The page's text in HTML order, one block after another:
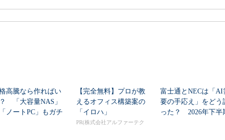
高騰なら作ればい
「大容量NAS」
ノートPC」もガチ
【完全無料】プロが教
えるオフィス構築案の
「イロハ」
PR(株式会社アルファーテク
富士通とNECは「AI
要の手応え」をどう
った？ 2026年下半